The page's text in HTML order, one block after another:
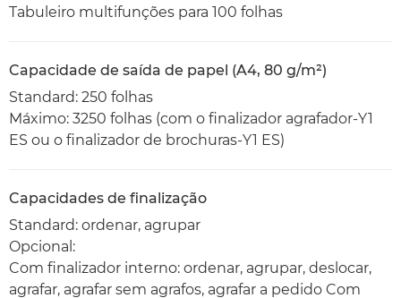
Tabuleiro multifunções para 100 folhas
Capacidade de saída de papel (A4, 80 g/m²)
Standard: 250 folhas
Máximo: 3250 folhas (com o finalizador agrafador-Y1
ES ou o finalizador de brochuras-Y1 ES)
Capacidades de finalização
Standard: ordenar, agrupar
Opcional:
Com finalizador interno: ordenar, agrupar, deslocar,
agrafar, agrafar sem agrafos, agrafar a pedido Com